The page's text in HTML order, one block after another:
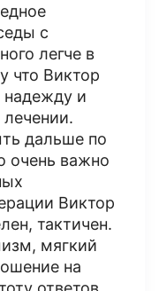
с
легче в
что Виктор
надежду и
дальше по
очень важно
Виктор
тактичен.
мягкий
на